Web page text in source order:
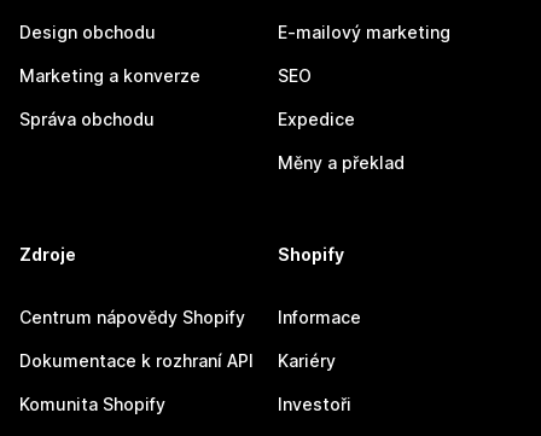
Design obchodu
Marketing a konverze
Správa obchodu
E-mailový marketing
SEO
Expedice
Měny a překlad
Zdroje
Centrum nápovědy Shopify
Dokumentace k rozhraní API
Komunita Shopify
Shopify
Informace
Kariéry
Investoři